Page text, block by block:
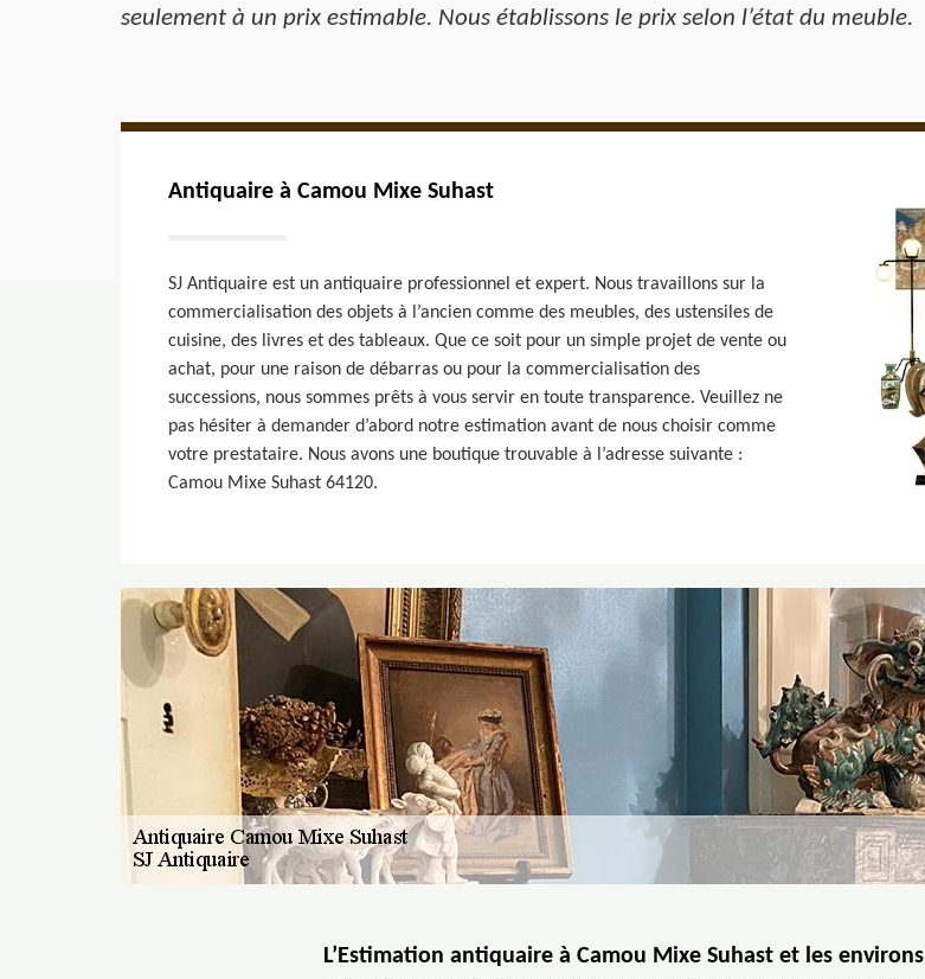
seulement à un prix estimable. Nous établissons le prix selon l’état du meuble.
Antiquaire à Camou Mixe Suhast
SJ Antiquaire est un antiquaire professionnel et expert. Nous travaillons sur la
commercialisation des objets à l’ancien comme des meubles, des ustensiles de
cuisine, des livres et des tableaux. Que ce soit pour un simple projet de vente ou
achat, pour une raison de débarras ou pour la commercialisation des
successions, nous sommes prêts à vous servir en toute transparence. Veuillez ne
pas hésiter à demander d’abord notre estimation avant de nous choisir comme
votre prestataire. Nous avons une boutique trouvable à l’adresse suivante :
Camou Mixe Suhast 64120.
L’Estimation antiquaire à Camou Mixe Suhast et les environs